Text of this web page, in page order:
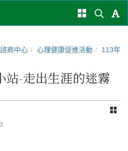
商中心 心理健康促進活動 113年
站-走出生涯的迷霧